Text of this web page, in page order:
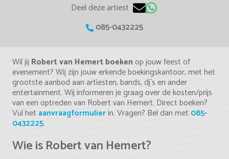
Deel deze artiest
085-0432225
Wil jij Robert van Hemert boekenop jouw feest of
evenement? Wij zijn jouw erkende boekingskantoor, met het
grootste aanbod aan artiesten, bands, dj`s en ander
entertainment. Wij informeren je graag over de kosten/prijs
van een optreden van Robert van Hemert. Direct boeken?
Vul het aanvraagformulierin. Vragen? Bel dan met 085-
0432225.
Wie is Robert van Hemert?